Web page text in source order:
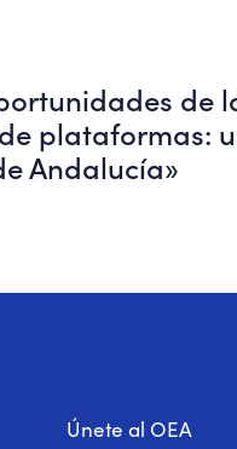
de
plataformas:
Andalucía»
Únete al OEA